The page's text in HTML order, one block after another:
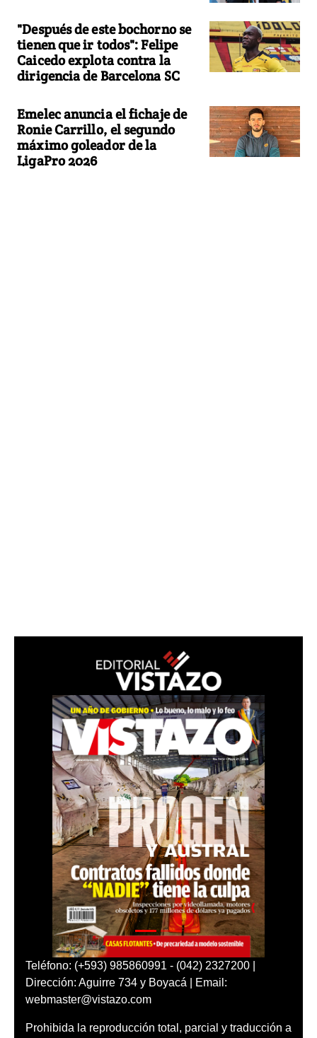
"Después de este bochorno se
tienen que ir todos": Felipe
Caicedo explota contra la
dirigencia de Barcelona SC
Emelec anuncia el fichaje de
Ronie Carrillo, el segundo
máximo goleador de la
LigaPro 2026
Teléfono: (+593) 985860991 - (042) 2327200 |
Dirección: Aguirre 734 y Boyacá | Email:
webmaster@vistazo.com
Prohibida la reproducción total, parcial y traducción a